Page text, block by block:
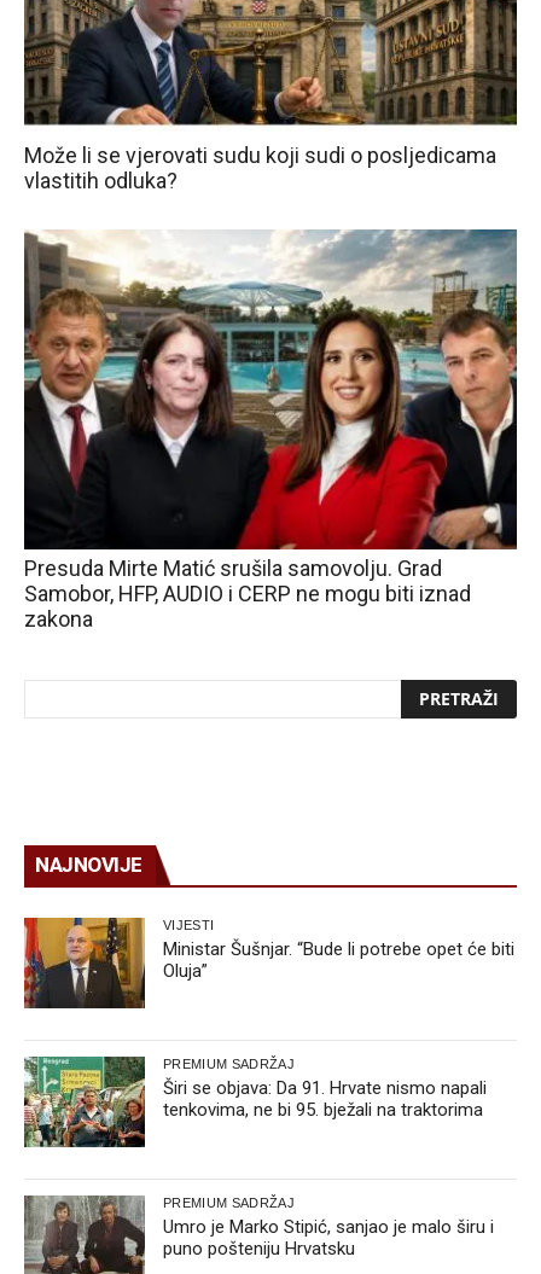
Može li se vjerovati sudu koji sudi o posljedicama
vlastitih odluka?
Presuda Mirte Matić srušila samovolju. Grad
Samobor, HFP, AUDIO i CERP ne mogu biti iznad
zakona
NAJNOVIJE
VIJESTI
Ministar Šušnjar. “Bude li potrebe opet će biti
Oluja”
PREMIUM SADRŽAJ
Širi se objava: Da 91. Hrvate nismo napali
tenkovima, ne bi 95. bježali na traktorima
PREMIUM SADRŽAJ
Umro je Marko Stipić, sanjao je malo širu i
puno pošteniju Hrvatsku